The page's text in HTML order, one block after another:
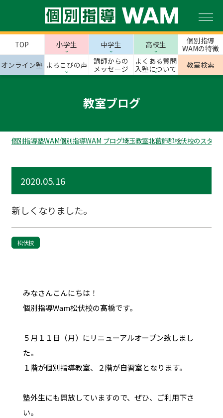
TOP 小学生 中学生 高校生
個別指導
WAMの特徴
オンライン塾 よろこびの声
講師からの
メッセージ
よくある質問
入塾について
教室検索
教室ブログ
個別指導塾WAM個別指導WAM ブログ埼玉教室北葛飾郡松伏校のスタッ
2020.05.16
新しくなりました。
松伏校
みなさんこんにちは！
個別指導Wam松伏校の髙橋です。
５月１１日（月）にリニューアルオープン致しまし
た。
１階が個別指導教室、２階が自習室となります。
塾外生にも開放していますので、ぜひ、ご利用下さ
い。